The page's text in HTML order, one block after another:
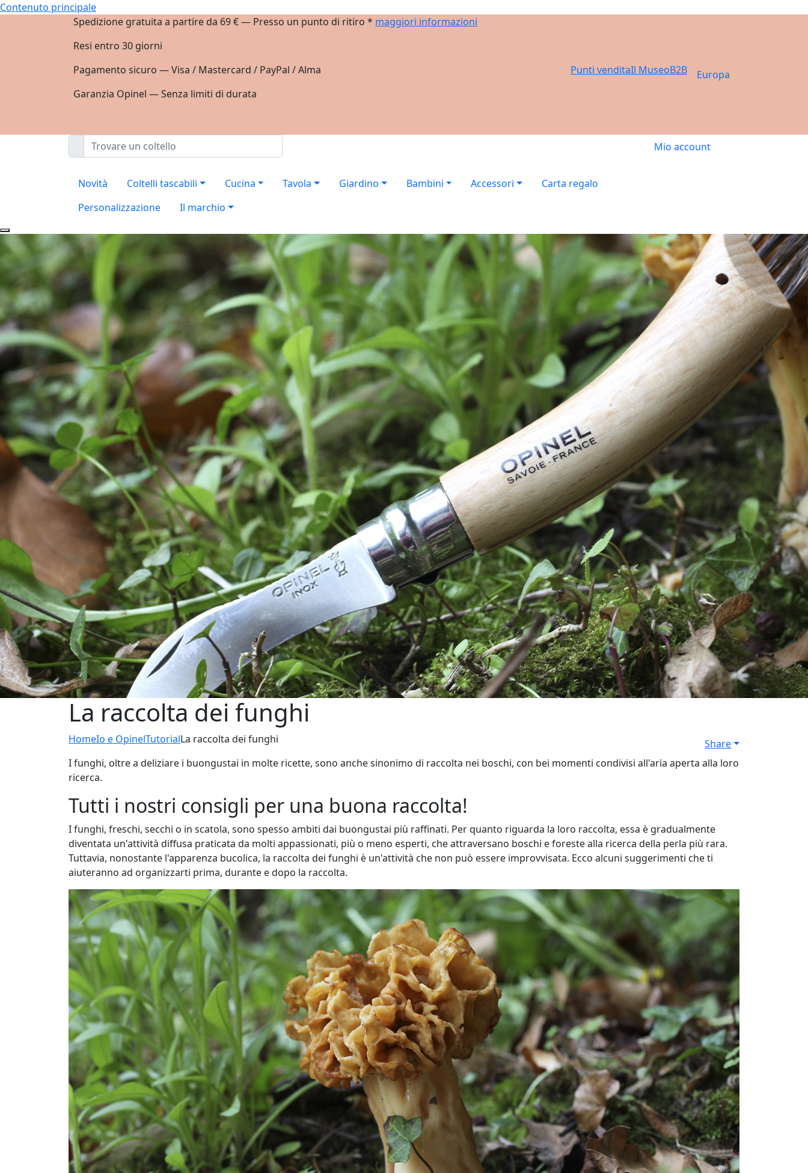
Contenuto principale
Spedizione gratuita a partire da 69 € — Presso un punto di ritiro * maggiori informazioni
Resi entro 30 giorni
Pagamento sicuro — Visa / Mastercard / PayPal / Alma
Garanzia Opinel — Senza limiti di durata
Punti venditaIl MuseoB2B Europa
Mio account
Novità Coltelli tascabili Cucina Tavola Giardino Bambini Accessori
Carta regalo
Personalizzazione
Il marchio
La raccolta dei funghi
HomeIo e OpinelTutorialLa raccolta dei funghi
Share
I funghi, oltre a deliziare i buongustai in molte ricette, sono anche sinonimo di raccolta nei boschi, con bei momenti condivisi all'aria aperta alla loro
ricerca.
Tutti i nostri consigli per una buona raccolta!
I funghi, freschi, secchi o in scatola, sono spesso ambiti dai buongustai più raffinati. Per quanto riguarda la loro raccolta, essa è gradualmente
diventata un'attività diffusa praticata da molti appassionati, più o meno esperti, che attraversano boschi e foreste alla ricerca della perla più rara.
Tuttavia, nonostante l'apparenza bucolica, la raccolta dei funghi è un'attività che non può essere improvvisata. Ecco alcuni suggerimenti che ti
aiuteranno ad organizzarti prima, durante e dopo la raccolta.